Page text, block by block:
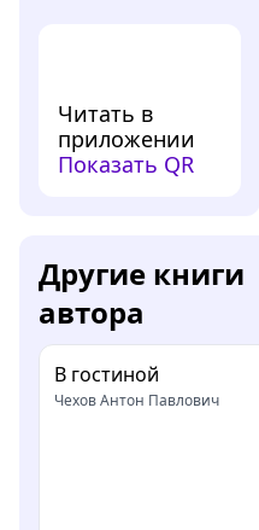
Читать в
приложении
Показать QR
Другие книги
автора
В гостиной
Чехов Антон Павлович